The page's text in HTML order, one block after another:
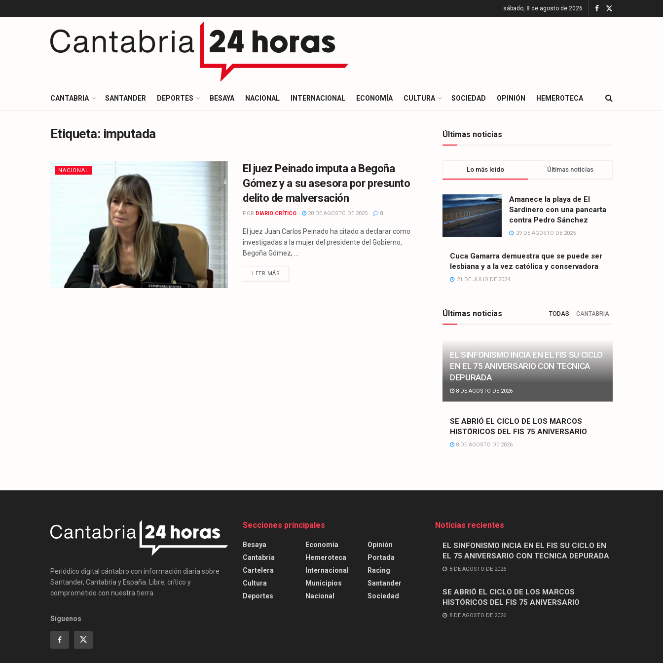
sábado, 8 de agosto de 2026
CANTABRIA SANTANDER DEPORTES BESAYA NACIONAL INTERNACIONAL ECONOMÍA CULTURA SOCIEDAD OPINIÓN HEMEROTECA
Etiqueta: imputada
NACIONAL
El juez Peinado imputa a Begoña
Gómez y a su asesora por presunto
delito de malversación
POR DIARIO CRÍTICO 20 DE AGOSTO DE 2025 0
El juez Juan Carlos Peinado ha citado a declarar como
investigadas a la mujer del presidente del Gobierno,
Begoña Gómez, ...
LEER MÁS
Últimas noticias
Lo más leído Últimas noticias
Amanece la playa de El
Sardinero con una pancarta
contra Pedro Sánchez
29 DE AGOSTO DE 2025
Cuca Gamarra demuestra que se puede ser
lesbiana y a la vez católica y conservadora
21 DE JULIO DE 2024
Últimas noticias TODAS CANTABRIA
EL SINFONISMO INCIA EN EL FIS SU CICLO
EN EL 75 ANIVERSARIO CON TECNICA
DEPURADA
8 DE AGOSTO DE 2026
SE ABRIÓ EL CICLO DE LOS MARCOS
HISTÓRICOS DEL FIS 75 ANIVERSARIO
8 DE AGOSTO DE 2026
Periódico digital cántabro con información diaria sobre
Santander, Cantabria y España. Libre, crítico y
comprometido con nuestra tierra.
Síguenos
Secciones principales
Besaya
Cantabria
Cartelera
Cultura
Deportes
Economía
Hemeroteca
Internacional
Municipios
Nacional
Opinión
Portada
Racing
Santander
Sociedad
Noticias recientes
EL SINFONISMO INCIA EN EL FIS SU CICLO EN
EL 75 ANIVERSARIO CON TECNICA DEPURADA
8 DE AGOSTO DE 2026
SE ABRIÓ EL CICLO DE LOS MARCOS
HISTÓRICOS DEL FIS 75 ANIVERSARIO
8 DE AGOSTO DE 2026